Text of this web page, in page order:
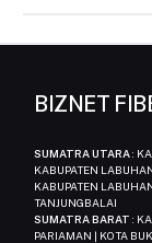
BIX
BIZNET
SUMATRA UTARA:
KABUPATEN
KABUPATEN
TANJUNGBALAI
SUMATRA BARAT :
PARIAMAN | KOTA